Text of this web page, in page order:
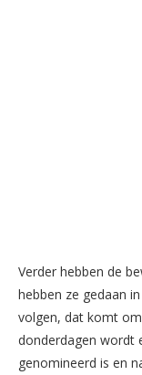
Verder hebben de
hebben ze gedaan
volgen, dat komt
donderdagen wordt
genomineerd is en